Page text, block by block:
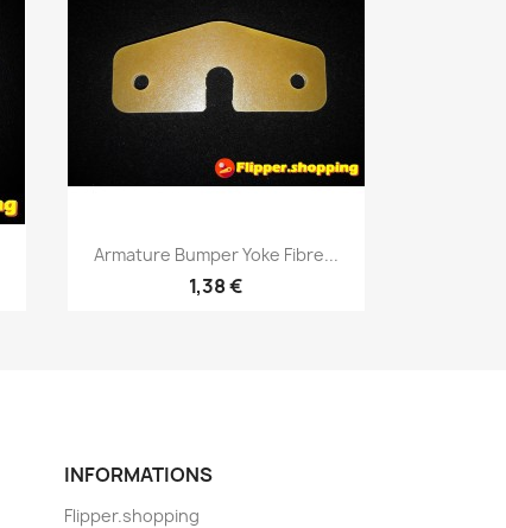
Aperçu rapide
Armature Bumper Yoke Fibre...
1,38 €
INFORMATIONS
Flipper.shopping